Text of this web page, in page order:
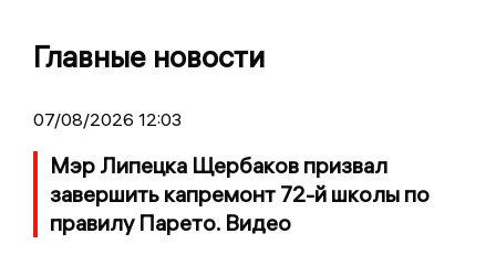
Главные новости
07/08/2026 12:03
Мэр Липецка Щербаков призвал
завершить капремонт 72-й школы по
правилу Парето. Видео